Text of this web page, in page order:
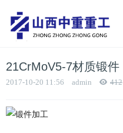
21CrMoV5-7材质锻件
2017-10-20 11:56 admin 412